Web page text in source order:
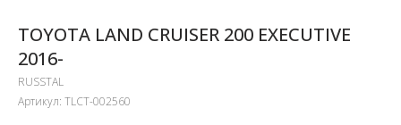
TOYOTA LAND CRUISER 200 EXECUTIVE
2016-
RUSSTAL
Артикул: TLCT-002560